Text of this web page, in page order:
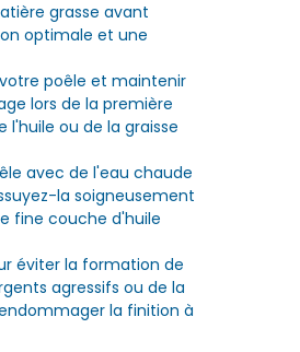
grasse avant
optimale et une
poêle et maintenir
lors de la première
ou de la graisse
avec de l'eau chaude
la soigneusement
fine couche d'huile
éviter la formation de
agressifs ou de la
la finition à